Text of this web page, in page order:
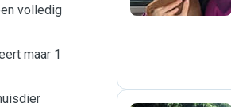
volledig
maar 1